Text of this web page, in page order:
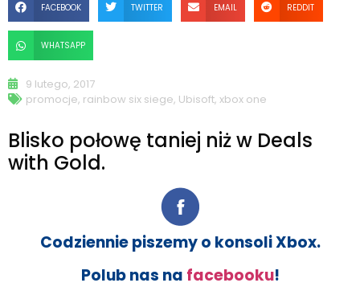
FACEBOOK TWITTER EMAIL REDDIT
WHATSAPP
9 lutego, 2017
promocje, rainbow six siege, Ubisoft, xbox one
Blisko połowę taniej niż w Deals
with Gold.
Codziennie piszemy o konsoli Xbox.
Polub nas na facebooku!